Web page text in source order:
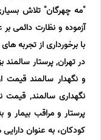
"مه چهرگان" تلاش
آزموده و نظارت دائمی
با برخورداری از تجربه
در تهران, پرستار سالمند
و نگهدار سالمند قیمت
نگهداری سالمند, قیمت
پرستار و مراقب بیمار
کودکان، به عنوان